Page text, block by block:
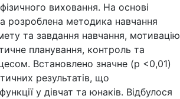
виховання. На основі
розроблена методика навчання
та завдання навчання, мотивацію
планування, контроль та
Встановлено значне (p <0,01)
результатів, що
у дівчат та юнаків. Відбулося